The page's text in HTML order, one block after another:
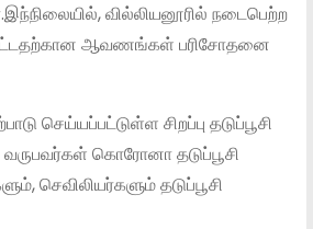
வில்லியனூரில் நடைபெற்ற
போட்டதற்கான ஆவணங்கள் பரிசோதனை
செய்யப்பட்டுள்ள சிறப்பு தடுப்பூசி
கொரோனா தடுப்பூசி
செவிலியர்களும் தடுப்பூசி